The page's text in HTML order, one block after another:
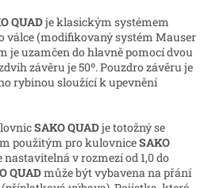
QUADje klasickým systémem
válce (modifikovaný systém Mauser
je uzamčen do hlavně pomocí dvou
závěru je 50º. Pouzdro závěru je
rybinou sloužící k upevnění
SAKO QUADje totožný se
použitým pro kulovniceSAKO
nastavitelná v rozmezí od 1,0 do
QUADmůže být vybavena na přání